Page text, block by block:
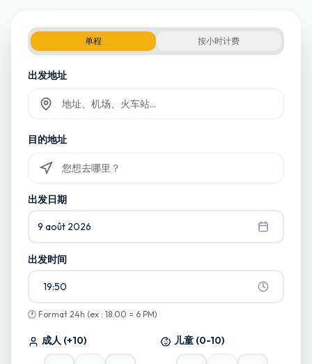
单程 按小时计费
出发地址
目的地址
Commencez à taper et sélectionnez parmi les suggestions
出发日期
9 août 2026
出发时间
19:50
🕐 Format 24h (ex : 18:00 = 6 PM)
成人 (+10) 儿童 (0-10)